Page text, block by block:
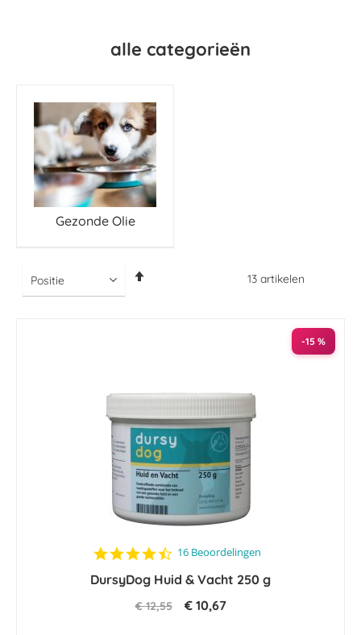
alle categorieën
Gezonde Olie
13 artikelen
-15 %
4.7
rating
16 Beoordelingen
DursyDog Huid & Vacht 250 g
€ 12,55 € 10,67